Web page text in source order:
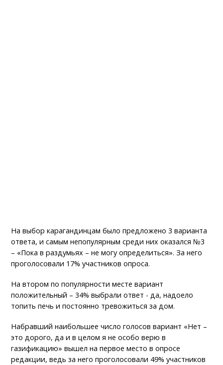
На выбор карагандинцам было предложено 3 варианта
ответа, и самым непопулярным среди них оказался №3
– «Пока в раздумьях – не могу определиться». За него
проголосовали 17% участников опроса.
На втором по популярности месте вариант
положительный – 34% выбрали ответ - да, надоело
топить печь и постоянно тревожиться за дом.
Набравший наибольшее число голосов вариант «Нет –
это дорого, да и в целом я не особо верю в
газификацию» вышел на первое место в опросе
редакции, ведь за него проголосовали 49% участников